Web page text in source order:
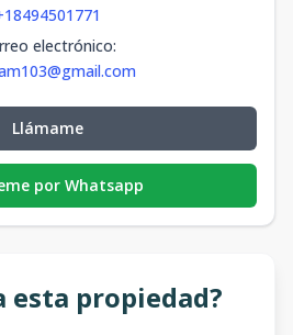
electrónico:
Llámame
por Whatsapp
esta propiedad?